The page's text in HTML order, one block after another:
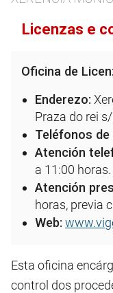
Licenzas e
Oficina de
Enderezo:
Praza do rei
Teléfonos
Atención
a 11:00 horas.
Atención
horas, previa
Web:
Esta oficina
control dos